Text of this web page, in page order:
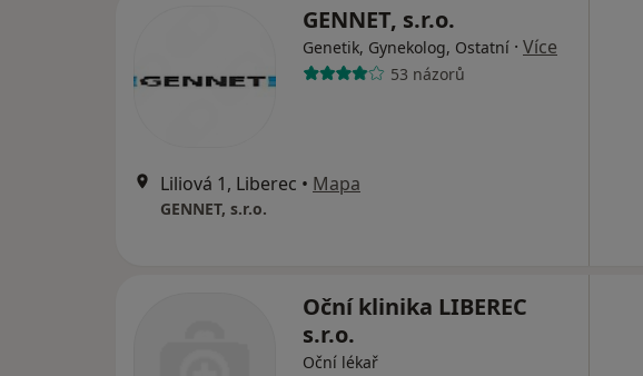
GENNET, s.r.o.
Genetik, Gynekolog, Ostatní · Více
53 názorů
Liliová 1, Liberec • Mapa
GENNET, s.r.o.
Oční klinika LIBEREC
s.r.o.
Oční lékař